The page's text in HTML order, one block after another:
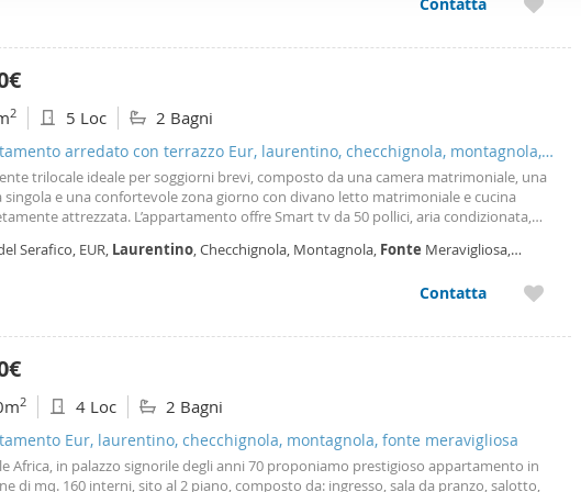
Condividiamo inoltre informazioni sul modo in cui utilizza il nostro sito
di analisi dei dati web, pubblicità e social media, i quali potrebbero
che ha fornito loro o che hanno raccolto dal suo utilizzo dei loro
2 5 Loc 2 Bagni
arredato con terrazzo Eur, laurentino, checchignola, montagnola,
trilocale ideale per soggiorni brevi, composto da una camera matrimoniale, una
singola e una confortevole zona giorno con divano letto matrimoniale e cucina
attrezzata. L’appartamento offre Smart tv da 50 pollici, aria condizionata,
Serafico, EUR, Laurentino, Checchignola, Montagnola, Fonte Meravigliosa,
Contatta
2 4 Loc 2 Bagni
Eur, laurentino, checchignola, montagnola, fonte meravigliosa
Africa, in palazzo signorile degli anni 70 proponiamo prestigioso appartamento in
di mq. 160 interni, sito al 2 piano, composto da: ingresso, sala da pranzo, salotto,